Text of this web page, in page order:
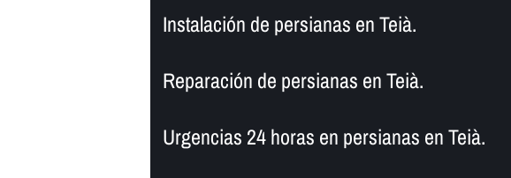
Instalación de persianas en Teià.
Reparación de persianas en Teià.
Urgencias 24 horas en persianas en Teià.